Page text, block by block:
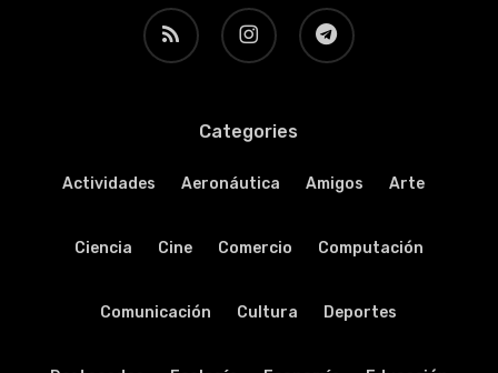
RSS instagram telegram
Categories
Actividades Aeronáutica Amigos Arte
Ciencia Cine Comercio Computación
Comunicación Cultura Deportes